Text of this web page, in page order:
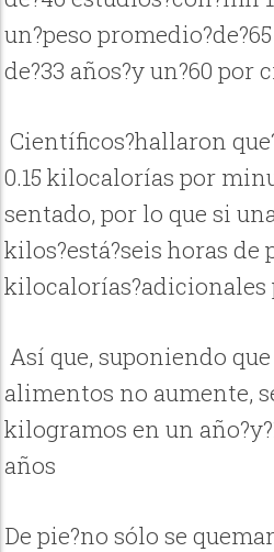
un?peso
de?33 años?y un?60 por
Científicos?hallaron
0.15 kilocalorías por
sentado, por lo que si
kilos?está?seis horas de
kilocalorías?adicionales
Así que, suponiendo
alimentos no aumente,
kilogramos en un
años
De pie?no sólo se